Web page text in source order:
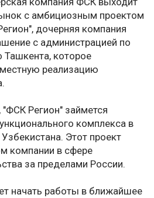
с амбициозным проектом
дочерняя компания
с администрацией по
Ташкента, которое
реализацию
Регион" займется
комплекса в
Этот проект
компании в сфере
за пределами России.
начать работы в ближайшее